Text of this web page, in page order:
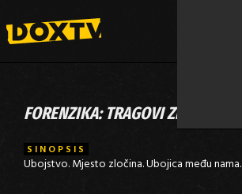
FORENZIKA: TRAGOVI ZLOČINA
SINOPSIS
Ubojstvo. Mjesto zločina. Ubojica među nama.